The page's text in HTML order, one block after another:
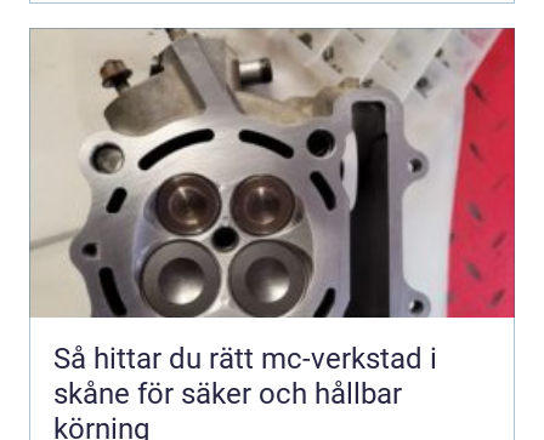
Så hittar du rätt mc-verkstad i
skåne för säker och hållbar
körning